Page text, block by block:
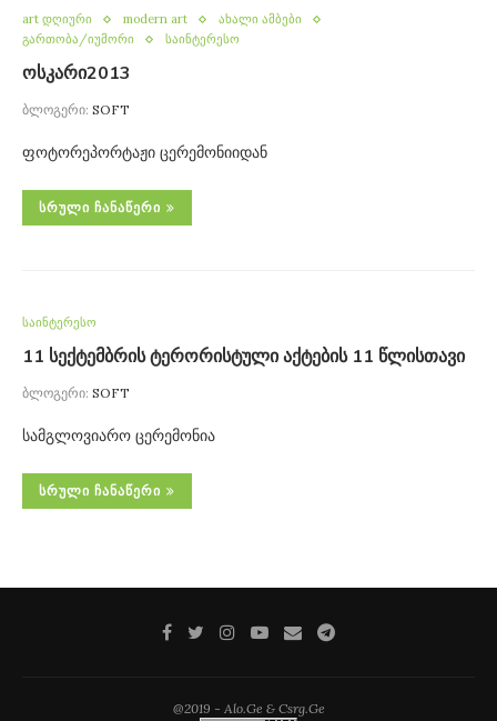
art დღიური modern art
ახალი ამბები
გართობა/იუმორი
საინტერესო
ოსკარი2013
ბლოგერი: SOFT
ფოტორეპორტაჟი ცერემონიიდან
ᲡᲠᲣᲚᲘ ᲩᲐᲜᲐᲬᲔᲠᲘ
საინტერესო
11 სექტემბრის ტერორისტული აქტების 11 წლისთავი
ბლოგერი: SOFT
სამგლოვიარო ცერემონია
ᲡᲠᲣᲚᲘ ᲩᲐᲜᲐᲬᲔᲠᲘ
@2019 - Alo.Ge & Csrg.Ge